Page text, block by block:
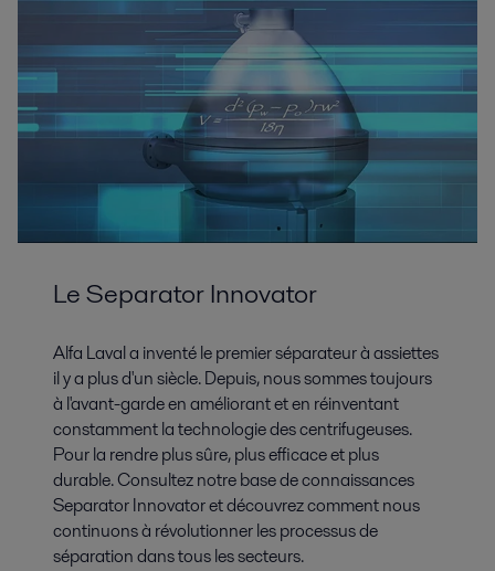
Le Separator Innovator
Alfa Laval a inventé le premier séparateur à assiettes
il y a plus d'un siècle. Depuis, nous sommes toujours
à l'avant-garde en améliorant et en réinventant
constamment la technologie des centrifugeuses.
Pour la rendre plus sûre, plus efficace et plus
durable. Consultez notre base de connaissances
Separator Innovator et découvrez comment nous
continuons à révolutionner les processus de
séparation dans tous les secteurs.